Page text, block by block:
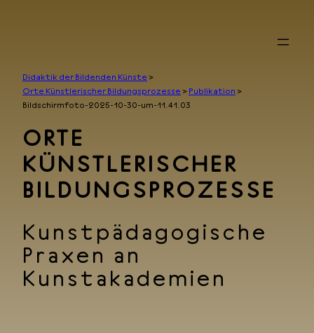
Didaktik der Bildenden Künste >
Orte Künstlerischer Bildungsprozesse > Publikation >
Bildschirmfoto-2025-10-30-um-11.41.03
ORTE
KÜNSTLERISCHER
BILDUNGSPROZESSE
Kunstpädagogische
Praxen an
Kunstakademien